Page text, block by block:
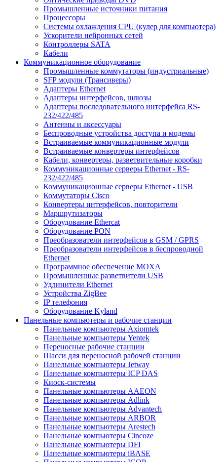
Промышленные источники питания
Процессоры
Системы охлаждения CPU (кулер для компьютера)
Ускорители нейронных сетей
Контроллеры SATA
Кабели
Коммуникационное оборудование
Промышленные коммутаторы (индустриальные)
SFP модули (Трансиверы)
Адаптеры Ethernet
Адаптеры интерфейсов, шлюзы
Адаптеры последовательного интерфейса RS-
232/422/485
Антенны и аксессуары
Беспроводные устройства доступа и модемы
Встраиваемые коммуникационные модули
Встраиваемые конвертеры интерфейсов
Кабели, конвертеры, разветвительные коробки
Коммуникационные серверы Ethernet - RS-
232/422/485
Коммуникационные серверы Ethernet - USB
Коммутаторы Cisco
Конвертеры интерфейсов, повторители
Маршрутизаторы
Оборудование Ethercat
Оборудование PON
Преобразователи интерфейсов в GSM / GPRS
Преобразователи интерфейсов в беспроводной
Ethernet
Программное обеспечение MOXA
Промышленные разветвители USB
Удлинители Ethernet
Устройства ZigBee
IP телефония
Оборудование Kyland
Панельные компьютеры и рабочие станции
Панельные компьютеры Axiomtek
Панельные компьютеры Yentek
Переносные рабочие станции
Шасси для переносной рабочей станции
Панельные компьютеры Jetway
Панельные компьютеры ICP DAS
Киоск-системы
Панельные компьютеры AAEON
Панельные компьютеры Adlink
Панельные компьютеры Advantech
Панельные компьютеры ARBOR
Панельные компьютеры Arestech
Панельные компьютеры Cincoze
Панельные компьютеры DFI
Панельные компьютеры iBASE